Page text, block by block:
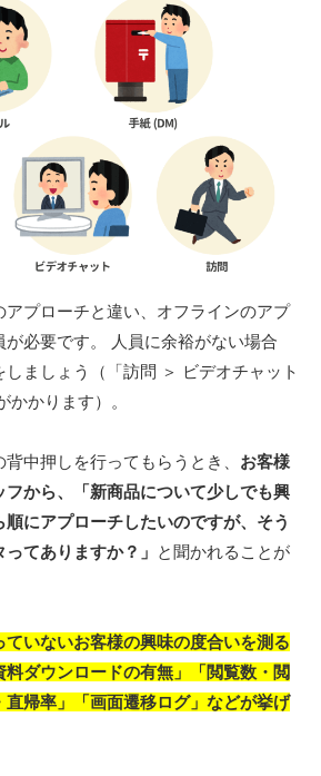
アプローチと違い、オフラインのアプ
必要です。
人員に余裕がない場合
ましょう（「訪問 ＞ ビデオチャット
かかります）。
中押しを行ってもらうとき、 お客様
フから、「新商品について少しでも興
にアプローチしたいのですが、そう
てありますか？」 と聞かれることが
ていないお客様の興味の度合いを測る
ダウンロードの有無」「閲覧数・閲
直帰率」「画面遷移ログ」などが挙げ